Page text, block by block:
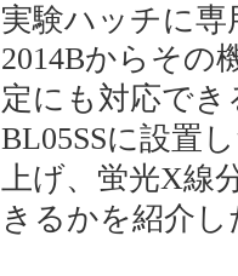
実験ハッチに
2014Bからその
定にも対応で
BL05SSに設置
上げ、蛍光X線
きるかを紹介し